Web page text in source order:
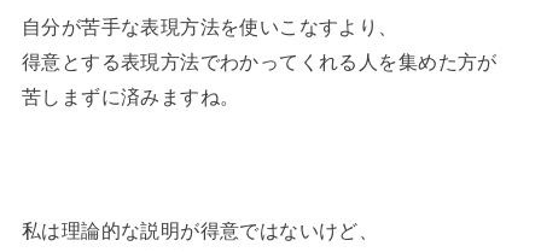
自分が苦手な表現方法を使いこなすより、
得意とする表現方法でわかってくれる人を集めた方が
苦しまずに済みますね。
私は理論的な説明が得意ではないけど、